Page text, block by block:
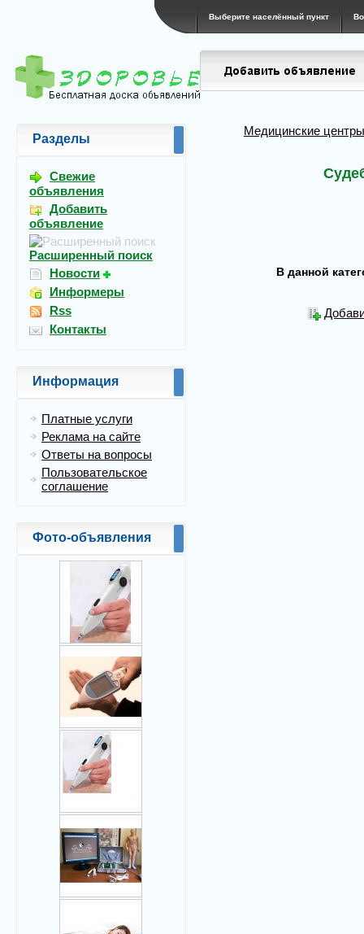
Выберите населённый пункт
Медицинские
В данной
Разделы
Свежие
объявления
Добавить
объявление
Расширенный поиск
Новости
Информеры
Rss
Контакты
Информация
Платные услуги
Реклама на сайте
Ответы на вопросы
Пользовательское
соглашение
Фото-объявления